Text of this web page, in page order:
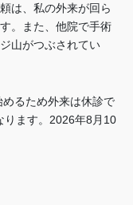
は、私の外来が回ら
。また、他院で手術
山がつぶされてい
るため外来は休診で
ります。2026年8月10